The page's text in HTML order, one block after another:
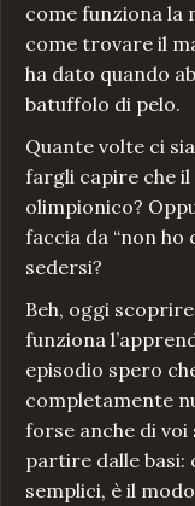
come funziona la
come trovare il
ha dato quando
batuffolo di pelo.
Quante volte ci
fargli capire che
olimpionico?
faccia da “non ho
sedersi?
Beh, oggi
funziona
episodio spero
completamente
forse anche di
partire dalle basi:
semplici, è il